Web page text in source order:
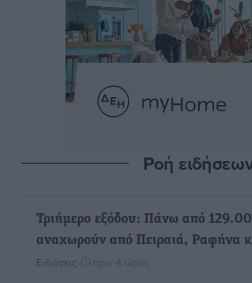
Ροή
Τριήμερο εξόδου: Πάνω από
αναχωρούν από Πειραιά, Ραφήνα
Ειδήσεις πριν 4 ώρες